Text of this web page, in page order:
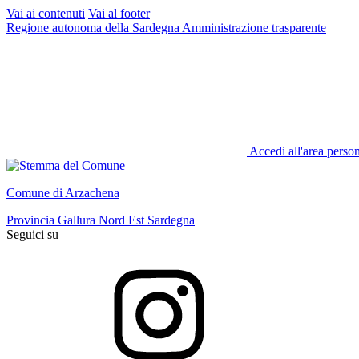
Vai ai contenuti Vai al footer
Regione autonoma della Sardegna Amministrazione trasparente
Accedi all'area
Comune di Arzachena
Provincia Gallura Nord Est Sardegna
Seguici su